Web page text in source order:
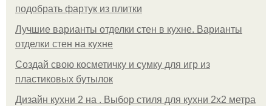
подобрать фартук из плитки
Лучшие варианты отделки стен в кухне. Варианты
отделки стен на кухне
Создай свою косметичку и сумку для игр из
пластиковых бутылок
Дизайн кухни 2 на . Выбор стиля для кухни 2х2 метра